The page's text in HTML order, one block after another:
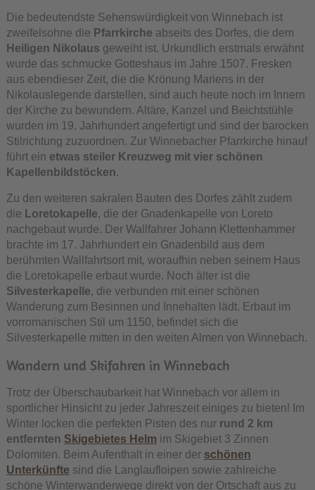
Die bedeutendste Sehenswürdigkeit von Winnebach ist
zweifelsohne die Pfarrkirche abseits des Dorfes, die dem
Heiligen Nikolaus geweiht ist. Urkundlich erstmals erwähnt
wurde das schmucke Gotteshaus im Jahre 1507. Fresken
aus ebendieser Zeit, die die Krönung Mariens in der
Nikolauslegende darstellen, sind auch heute noch im Innern
der Kirche zu bewundern. Altäre, Kanzel und Beichtstühle
wurden im 19. Jahrhundert angefertigt und sind der barocken
Stilrichtung zuzuordnen. Zur Winnebacher Pfarrkirche hinauf
führt ein etwas steiler Kreuzweg mit vier schönen
Kapellenbildstöcken.
Zu den weiteren sakralen Bauten des Dorfes zählt zudem
die Loretokapelle, die der Gnadenkapelle von Loreto
nachgebaut wurde. Der Wallfahrer Johann Klettenhammer
brachte im 17. Jahrhundert ein Gnadenbild aus dem
berühmten Wallfahrtsort mit, woraufhin neben seinem Haus
die Loretokapelle erbaut wurde. Noch älter ist die
Silvesterkapelle, die verbunden mit einer schönen
Wanderung zum Besinnen und Innehalten lädt. Erbaut im
vorromanischen Stil um 1150, befindet sich die
Silvesterkapelle mitten in den weiten Almen von Winnebach.
Wandern und Skifahren in Winnebach
Trotz der Überschaubarkeit hat Winnebach vor allem in
sportlicher Hinsicht zu jeder Jahreszeit einiges zu bieten! Im
Winter locken die perfekten Pisten des nur rund 2 km
entfernten Skigebietes Helm im Skigebiet 3 Zinnen
Dolomiten. Beim Aufenthalt in einer der schönen
Unterkünfte sind die Langlaufloipen sowie zahlreiche
schöne Winterwanderwege direkt von der Ortschaft aus zu